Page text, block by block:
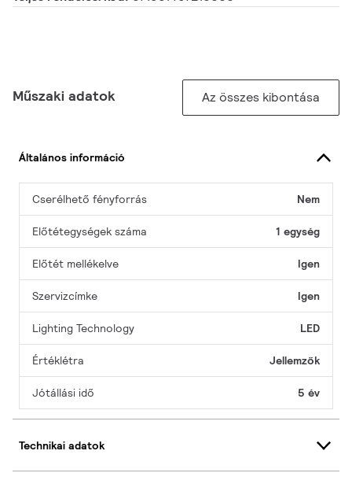
Műszaki adatok Az összes kibontása
Általános információ
Cserélhető fényforrás Nem
Előtétegységek száma 1 egység
Előtét mellékelve Igen
Szervizcímke Igen
Lighting Technology LED
Értéklétra Jellemzők
Jótállási idő 5 év
Technikai adatok